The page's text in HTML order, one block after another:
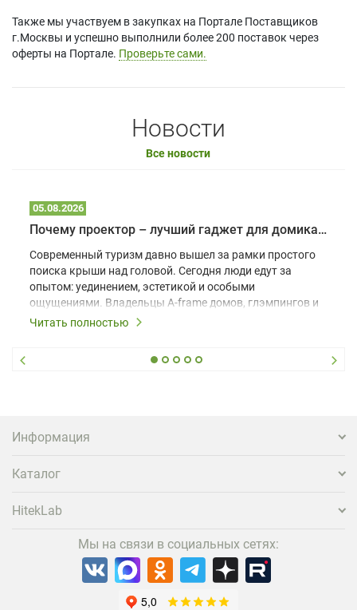
Также мы участвуем в закупках на Портале Поставщиков
г.Москвы и успешно выполнили более 200 поставок через
оферты на Портале. Проверьте сами.
Новости
Все новости
05.08.2026
Почему проектор – лучший гаджет для домика в глэмпинге
Современный туризм давно вышел за рамки простого
поиска крыши над головой. Сегодня люди едут за
опытом: уединением, эстетикой и особыми
ощущениями. Владельцы A-frame домов, глэмпингов и
шале понимают, что конкуренция растет, и
вернуться и поделиться впечатлениями в соцсетях,
проектора.
Читать полностью
Информация
Каталог
HitekLab
Мы на связи в социальных сетях: